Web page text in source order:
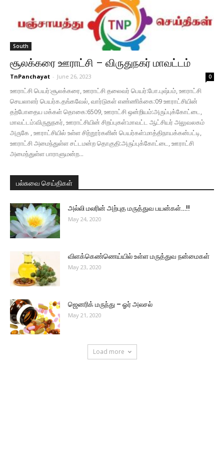
South
சூலக்கரை ஊராட்சி – விருதுநகர் மாவட்டம்
TnPanchayat - June 26, 2023 0
ஊராட்சி பெயர்:சூலக்கரை, ஊராட்சி தலைவர் பெயர்:போ.புஷ்பம், ஊராட்சி
செயலாளர் பெயர்க.தங்கவேல், வார்டுகள் எண்ணிக்கை:09 ஊராட்சியின்
தற்போதைய மக்கள் தொகை:6509, ஊராட்சி ஒன்றியம்:அருப்புக்கோட்டை,
மாவட்டம்:விருதுநகர், ஊராட்சியின் சிறப்புகள்:மாவட்ட ஆட்சியர் அலுவலகம்
அருகே , ஊராட்சியில் உள்ள சிற்றூர்களின் பெயர்கள்:மாத்திநாயக்கன்பட்டி,
ஊராட்சி அமைந்துள்ள சட்டமன்ற தொகுதி:அருப்புக்கோட்டை, ஊராட்சி
அமைந்துள்ள பாராளுமன்ற...
பல்சுவை செய்திகள்
அல்லி மலரின் அற்புத மருத்துவ பயன்கள்…!!
May 24, 2020
விளக்கெண்ணெய்யில் உள்ள மருத்துவ நன்மைகள்
May 23, 2020
ஜெனரிக் மருந்து – ஓர் அலசல்
May 21, 2020
Load more